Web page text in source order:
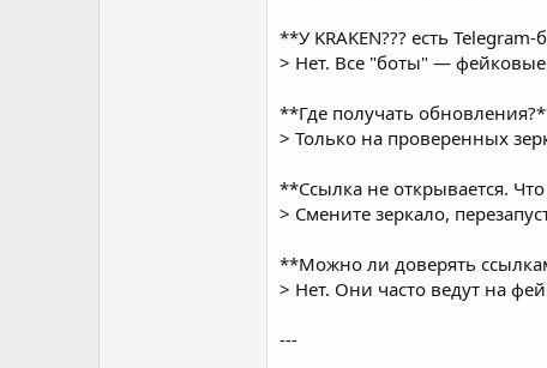
**У KRAKEN??? есть Telegram-
> Нет. Все "боты" —
**Где получать
> Только на проверенных
**Ссылка не открывается.
> Смените зеркало,
**Можно ли доверять
> Нет. Они часто ведут на
---